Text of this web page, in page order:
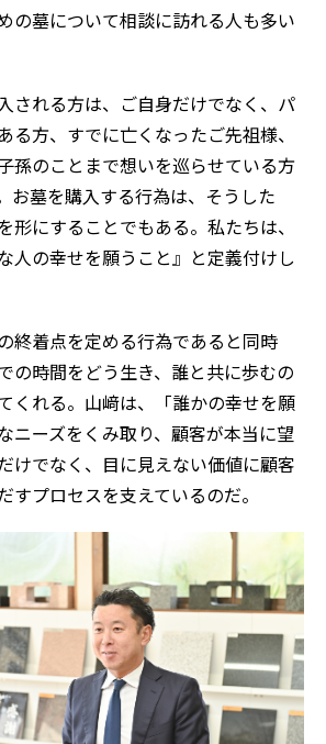
の墓について相談に訪れる人も多い
される方は、ご自身だけでなく、パ
る方、すでに亡くなったご先祖様、
孫のことまで想いを巡らせている方
お墓を購入する行為は、そうした
形にすることでもある。私たちは、
人の幸せを願うこと』と定義付けし
終着点を定める行為であると同時
の時間をどう生き、誰と共に歩むの
くれる。山﨑は、「誰かの幸せを願
ニーズをくみ取り、顧客が本当に望
けでなく、目に見えない価値に顧客
すプロセスを支えているのだ。